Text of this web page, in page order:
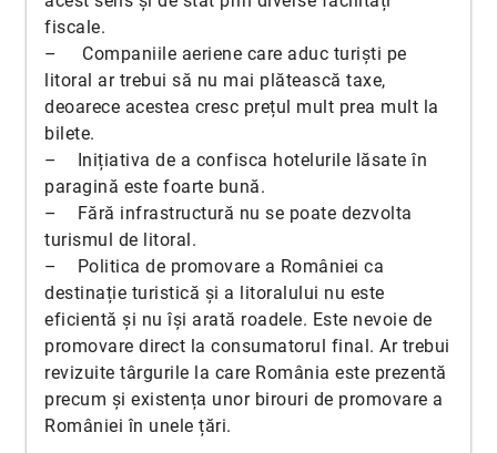
fiscale.
– Companiile aeriene care aduc turiști pe
litoral ar trebui să nu mai plătească taxe,
deoarece acestea cresc prețul mult prea mult la
bilete.
– Inițiativa de a confisca hotelurile lăsate în
paragină este foarte bună.
– Fără infrastructură nu se poate dezvolta
turismul de litoral.
– Politica de promovare a României ca
destinație turistică și a litoralului nu este
eficientă și nu își arată roadele. Este nevoie de
promovare direct la consumatorul final. Ar trebui
revizuite târgurile la care România este prezentă
precum și existența unor birouri de promovare a
României în unele țări.